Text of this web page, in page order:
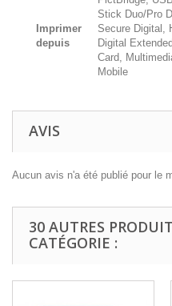
Imprimer
depuis
Stick Duo/Pro
Secure Digital,
Digital
Card,
Mobile
AVIS
Aucun avis n'a été publié pour le
30 AUTRES
CATÉGORIE :